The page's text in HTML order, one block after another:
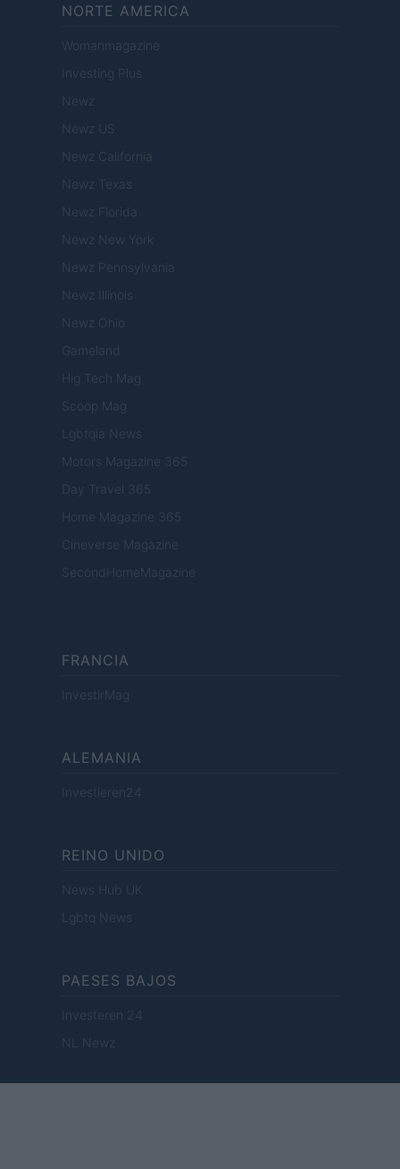
NORTE AMERICA
Womanmagazine
Investing Plus
Newz
Newz US
Newz California
Newz Texas
Newz Florida
Newz New York
Newz Pennsylvania
Newz Illinois
Newz Ohio
Gameland
Hig Tech Mag
Scoop Mag
Lgbtqia News
Motors Magazine 365
Day Travel 365
Home Magazine 365
Cineverse Magazine
SecondHomeMagazine
FRANCIA
InvestirMag
ALEMANIA
Investieren24
REINO UNIDO
News Hub UK
Lgbtq News
PAESES BAJOS
Investeren 24
NL Newz